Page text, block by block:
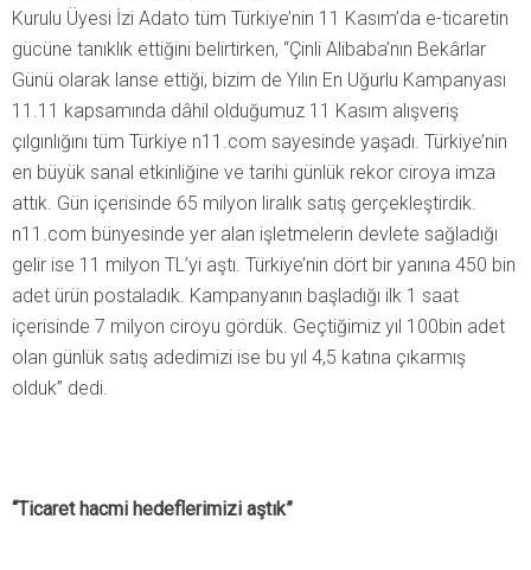
Kurulu Üyesi İzi Adato tüm Türkiye’nin 11 Kasım’da e-ticaretin
gücüne tanıklık ettiğini belirtirken, “Çinli Alibaba’nın Bekârlar
Günü olarak lanse ettiği, bizim de Yılın En Uğurlu Kampanyası
11.11 kapsamında dâhil olduğumuz 11 Kasım alışveriş
çılgınlığını tüm Türkiye n11.com sayesinde yaşadı. Türkiye’nin
en büyük sanal etkinliğine ve tarihi günlük rekor ciroya imza
attık. Gün içerisinde 65 milyon liralık satış gerçekleştirdik.
n11.com bünyesinde yer alan işletmelerin devlete sağladığı
gelir ise 11 milyon TL’yi aştı. Türkiye’nin dört bir yanına 450 bin
adet ürün postaladık. Kampanyanın başladığı ilk 1 saat
içerisinde 7 milyon ciroyu gördük. Geçtiğimiz yıl 100bin adet
olan günlük satış adedimizi ise bu yıl 4,5 katına çıkarmış
olduk” dedi.
“Ticaret hacmi hedeflerimizi aştık”